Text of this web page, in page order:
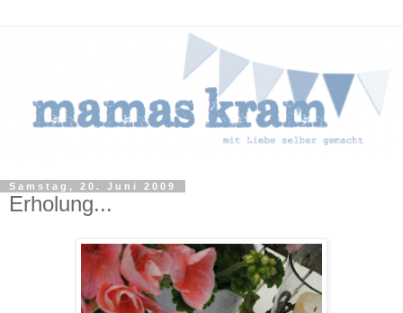
Samstag, 20. Juni 2009
Erholung...